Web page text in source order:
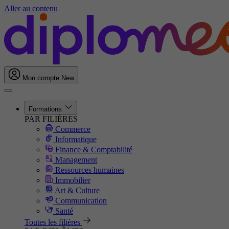
Aller au contenu
Mon compte New
Formations
PAR FILIÈRES
Commerce
Informatique
Finance & Comptabilité
Management
Ressources humaines
Immobilier
Art & Culture
Communication
Santé
Toutes les filières